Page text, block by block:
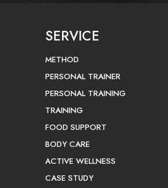
SERVICE
METHOD
PERSONAL TRAINER
PERSONAL TRAINING
TRAINING
FOOD SUPPORT
BODY CARE
ACTIVE WELLNESS
CASE STUDY